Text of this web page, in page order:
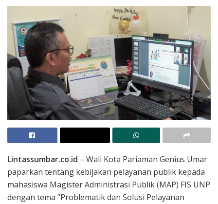
Lintassumbar.co.id – Wali Kota Pariaman Genius Umar
paparkan tentang kebijakan pelayanan publik kepada
mahasiswa Magister Administrasi Publik (MAP) FIS UNP
dengan tema “Problematik dan Solusi Pelayanan